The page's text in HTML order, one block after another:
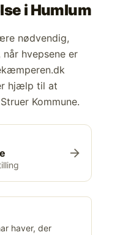
i Humlum
nødvendig,
hvepsene er
hjælp til at
Kommune.
arrow_forward
haver, der